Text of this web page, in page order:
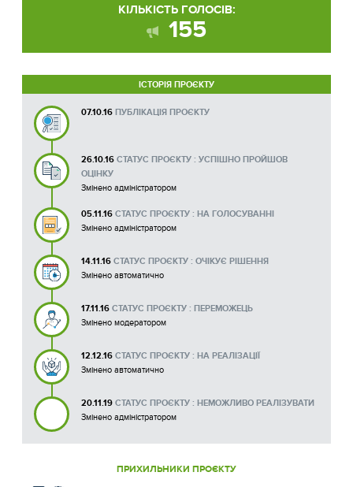
КІЛЬКІСТЬ ГОЛОСІВ:
155
ІСТОРІЯ ПРОЄКТУ
07.10.16 ПУБЛІКАЦІЯ ПРОЄКТУ
26.10.16 СТАТУС ПРОЄКТУ : УСПІШНО ПРОЙШОВ
ОЦІНКУ
Змінено адміністратором
05.11.16 СТАТУС ПРОЄКТУ : НА ГОЛОСУВАННІ
Змінено адміністратором
14.11.16 СТАТУС ПРОЄКТУ : ОЧІКУЄ РІШЕННЯ
Змінено автоматично
17.11.16 СТАТУС ПРОЄКТУ : ПЕРЕМОЖЕЦЬ
Змінено модератором
12.12.16 СТАТУС ПРОЄКТУ : НА РЕАЛІЗАЦІЇ
Змінено автоматично
20.11.19 СТАТУС ПРОЄКТУ : НЕМОЖЛИВО РЕАЛІЗУВАТИ
Змінено адміністратором
ПРИХИЛЬНИКИ ПРОЄКТУ